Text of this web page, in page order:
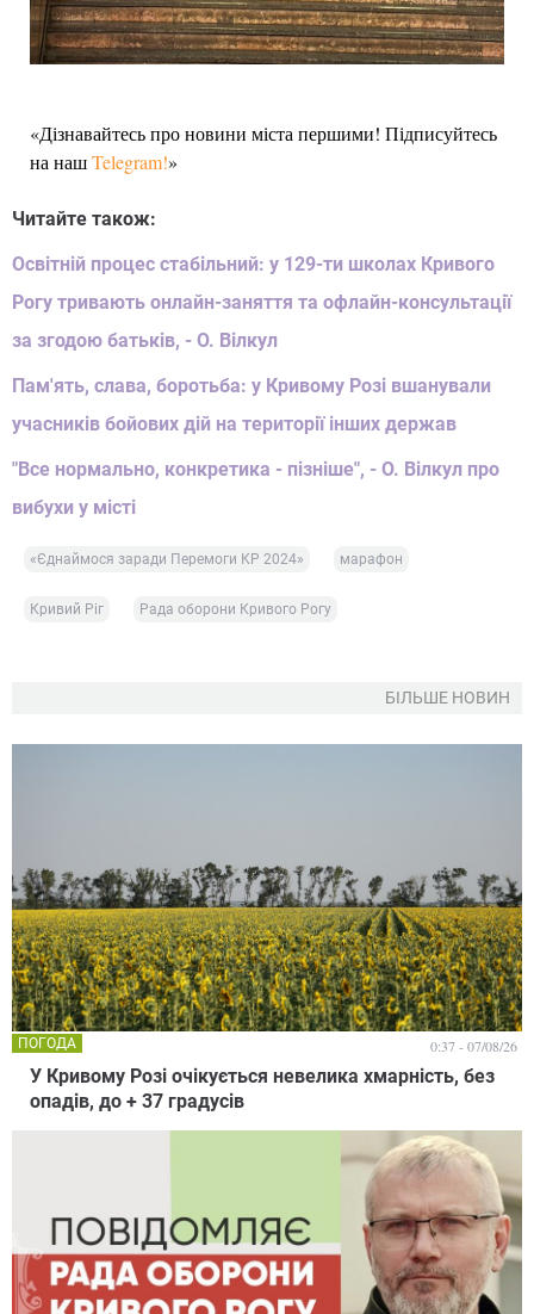
«Дізнавайтесь про новини міста першими! Підписуйтесь
на нашTelegram!»
Читайте також:
Освітній процес стабільний: у 129-ти школах Кривого
Рогу тривають онлайн-заняття та офлайн-консультації
за згодою батьків, - О. Вілкул
Пам'ять, слава, боротьба: у Кривому Розі вшанували
учасників бойових дій на території інших держав
"Все нормально, конкретика - пізніше", - О. Вілкул про
вибухи у місті
«Єднаймося заради Перемоги КР 2024» марафон
Кривий Ріг Рада оборони Кривого Рогу
БІЛЬШЕ НОВИН
У Кривому Розі очікується невелика хмарність, без
опадів, до + 37 градусів
ПОГОДА 0:37 - 07/08/26